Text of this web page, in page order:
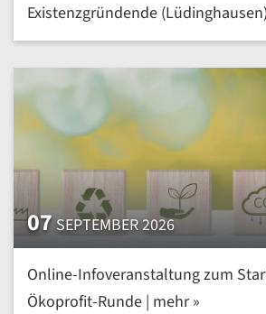
07SEPTEMBER 2026
Online-Infoveranstaltung zum
Ökoprofit-Runde | mehr »